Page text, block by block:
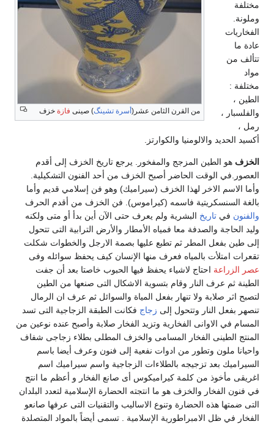
من القرن الثامن عشر( أسرة تشينگ) صينى فازة خزف
مختلفة
وملونة.
الفخاريات
عادة ما
تتألف من
مواد
مختلفة :
الطين ،
والفلسبار ،
رمل ،
أكسيد الحديد والالومنيا والكوارتز.
الخزف هو الطين المزجج والمفخور. يرجع تاريخ الخزف إلى أقدم
العصور.في الوقت الحاضر أصبح الخزف من أحد الفنون التشكيلية.
وأما الاسم الاخر لهذا الخزف (سيراميك) وهو فن إسلامي قديم وأما
بالغة السنسكريتية فاسمه (كيراموس). فن الخزف من أقدم الحرف
والفنون في تاريخ البشرية ولم يعرف حتى الآن أين بدأ أو متى ولكنه
وليد الحاجة والصدفة معا فمياه الأمطار والأرض الترابية التى تتحول
إلى طين بفعل المطر ثم تطبع عليها بصمة الارجل والخطوات شكلت
تقعرات امتلأت بالمياه فعرف منها الإنسان كيف يحفظ سوائله وفى
عصر الزراعة احتاج لاشياء يحفظ فيها الحبوب خاصتا بعد أن جفت
الطينة ثم عرف النار وقام بتسوية الاشكال التى صنعها من الطين
لتصبح اثر صلابة ولا تنهار بفعل المياة والسوائل ثم عرف ان الرمال
تنصهر بفعل النار وتتحول إلى زجاج فكانت الطبقة الزجاجية التى تسد
المسام في الاوانى الفخارية وتزيد الفخار صلابة وأصبح عنده نوعين من
المنتج الطينى الفخار المسامى والخزف المطلى بطلاء زجاجى شفاف
واحيانا ملون وتطور من ادوات نفعية إلى فنون وعرف أيضا باسم
السيراميك بعد تزجيجه بالطلاءات الزجاجية واسم سيراميك اسم
اغريقى مأخوذ من كلمة كيراميكوس أى صانع الفخار و أعظم ما انتج
في فنون الفخار والخزف هو ما انتجته الحضارة الإسلامية لتعدد البلدان
التى ضمتها هذه الحضارة وتنوع الاساليب والتقنيات التى عرفها صانعو
الفخار في ظل الامبراطورية الإسلامية . تسمى أيضاً بالمواد المتصلدة